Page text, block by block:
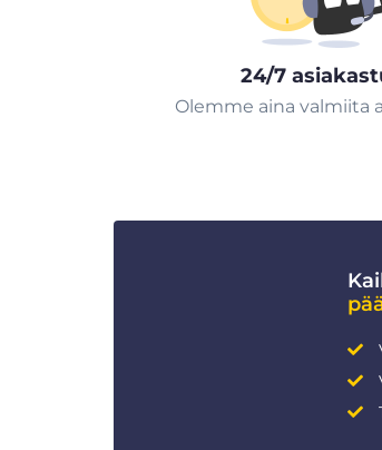
24/7
Olemme aina valmiita